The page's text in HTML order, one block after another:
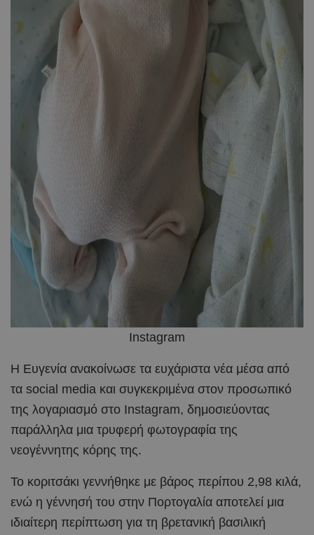
Instagram
Η Ευγενία ανακοίνωσε τα ευχάριστα νέα μέσα από
τα social media και συγκεκριμένα στον προσωπικό
της λογαριασμό στο Instagram, δημοσιεύοντας
παράλληλα μια τρυφερή φωτογραφία της
νεογέννητης κόρης της.
Το κοριτσάκι γεννήθηκε με βάρος περίπου 2,98 κιλά,
ενώ η γέννησή του στην Πορτογαλία αποτελεί μια
ιδιαίτερη περίπτωση για τη βρετανική βασιλική